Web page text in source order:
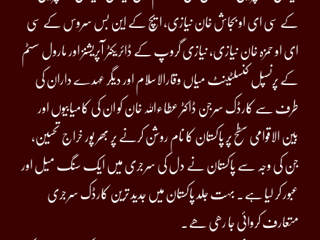
کے سی ای او بجاش خان نیازی، ایچ کے این بس سروس کے سی
ای او حمزہ خان نیازی، نیازی گروپ کے ڈائریکٹر آپریشنز اور مارول سسٹم
کے پرنسپل کنسلٹینٹ میاں وقارالاسلام اور دیگر عہدے داران کی
طرف سے کارڈک سرجن ڈاکٹر عطاءاللہ خان کو ان کی کامیابیوں اور
بین الاقوامی سطح پر پاکستان کا نام روشن کرنے پر بھر پور خراج تحسین،
جن کی وجہ سے پاکستان نے دل کی سرجری میں ایک سنگ میل اور
عبور کر لیا ہے۔ بہت جلد پاکستان میں جدید ترین کارڈک سرجری
متعارف کروائی جا رھی ھے۔